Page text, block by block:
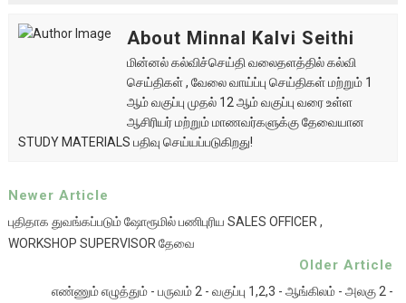
About Minnal Kalvi Seithi
மின்னல் கல்விச்செய்தி வலைதளத்தில் கல்வி
செய்திகள் , வேலை வாய்ப்பு செய்திகள் மற்றும் 1
ஆம் வகுப்பு முதல் 12 ஆம் வகுப்பு வரை உள்ள
ஆசிரியர் மற்றும் மாணவர்களுக்கு தேவையான
STUDY MATERIALS பதிவு செய்யப்படுகிறது!
Newer Article
புதிதாக துவங்கப்படும் ஷோரூமில் பணிபுரிய SALES OFFICER ,
WORKSHOP SUPERVISOR தேவை
Older Article
எண்ணும் எழுத்தும் - பருவம் 2 - வகுப்பு 1,2,3 - ஆங்கிலம் - அலகு 2 -